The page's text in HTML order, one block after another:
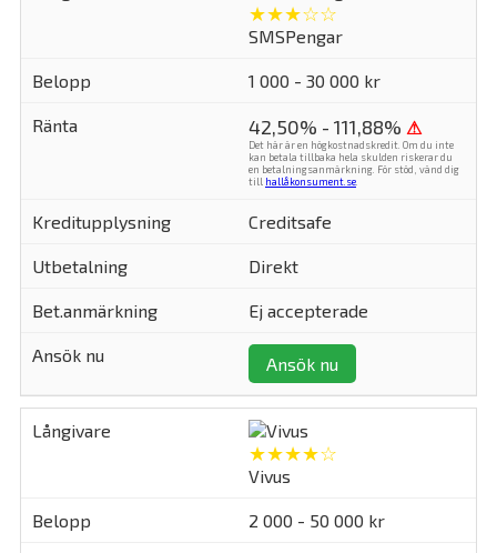
★★★☆☆
SMSPengar
1 000 - 30 000 kr
42,50% - 111,88% ⚠
Det här är en högkostnadskredit. Om du inte
kan betala tillbaka hela skulden riskerar du
en betalningsanmärkning. För stöd, vänd dig
till hallåkonsument.se
Creditsafe
Direkt
Ej accepterade
Ansök nu
★★★★☆
Vivus
2 000 - 50 000 kr